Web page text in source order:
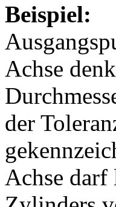
Beispiel:
Achse
der
Achse darf